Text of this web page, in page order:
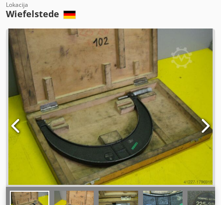
Lokacija
Wiefelstede